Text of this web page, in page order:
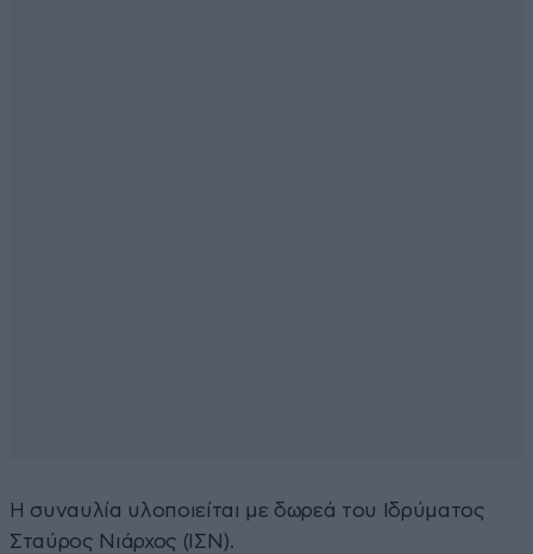
Η συναυλία υλοποιείται με δωρεά του Ιδρύματος
Σταύρος Νιάρχος (ΙΣΝ).